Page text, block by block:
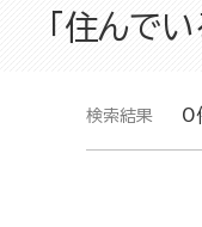
「住んで
検索結果 0